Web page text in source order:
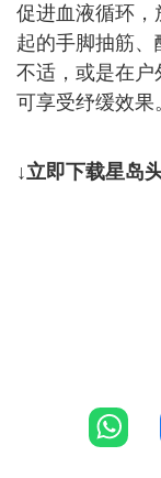
促进血液循环，
起的手脚抽筋、
不适，或是在户
可享受纾缓效果
↓立即下载星岛